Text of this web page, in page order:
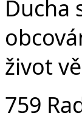
Ducha
život
759